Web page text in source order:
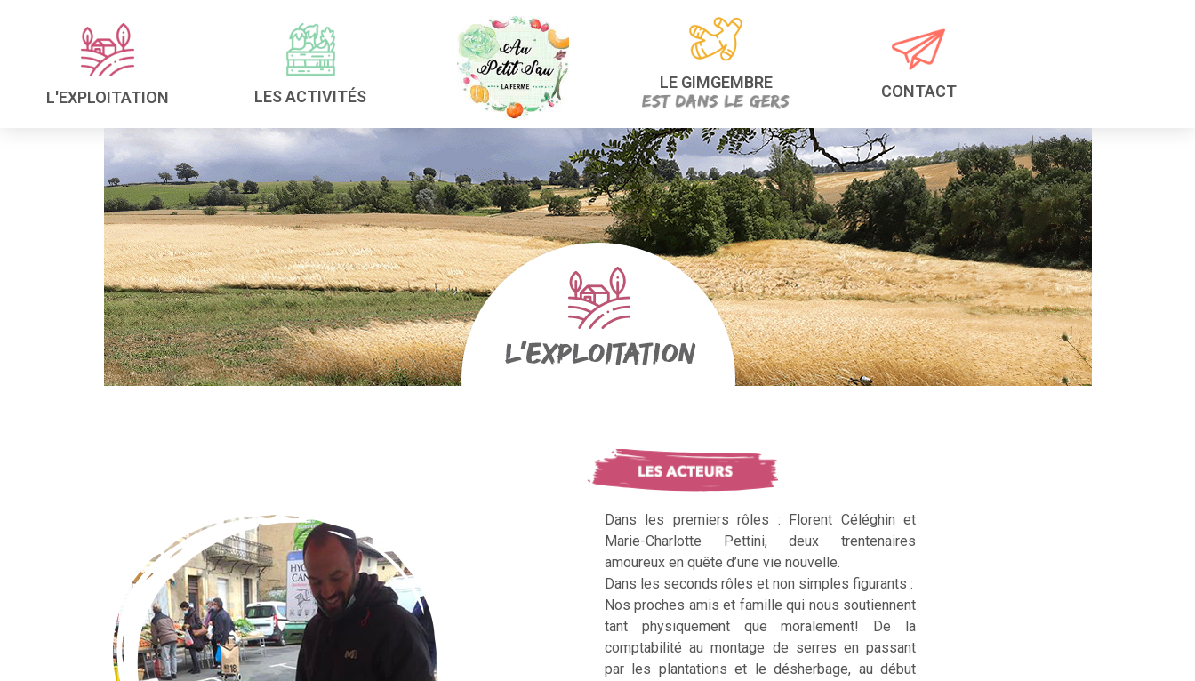
L'EXPLOITATION LES ACTIVITÉS
LE GIMGEMBRE CONTACT
Dans les premiers rôles : Florent Céléghin et
Marie-Charlotte Pettini, deux trentenaires
amoureux en quête d’une vie nouvelle.
Dans les seconds rôles et non simples figurants :
Nos proches amis et famille qui nous soutiennent
tant physiquement que moralement! De la
comptabilité au montage de serres en passant
par les plantations et le désherbage, au début